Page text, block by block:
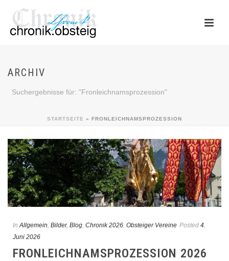
ARCHIV
Suchergebnisse für: "Fronleichnamsprozession"
STARTSEITE » FRONLEICHNAMSPROZESSION
In Allgemein, Bilder, Blog, Chronik 2026, Obsteiger Vereine Posted 4.
Juni 2026
FRONLEICHNAMSPROZESSION 2026